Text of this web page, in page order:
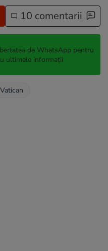
10 comentarii
de WhatsApp pentru
ultimele informații
Vatican